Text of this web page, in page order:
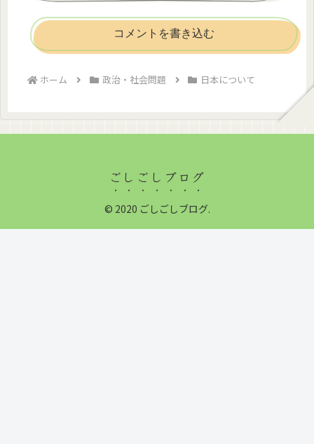
コメントを書き込む
ホーム 政治・社会問題 日本について
ごしごしブログ
© 2020 ごしごしブログ.